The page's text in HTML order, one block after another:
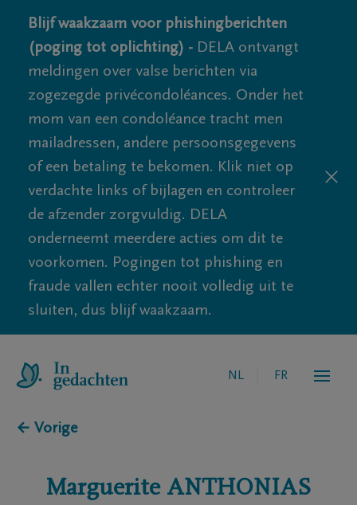
Blijf waakzaam voor phishingberichten
(poging tot oplichting) - DELA ontvangt
meldingen over valse berichten via
zogezegde privécondoléances. Onder het
mom van een condoléance tracht men
mailadressen, andere persoonsgegevens
of een betaling te bekomen. Klik niet op
verdachte links of bijlagen en controleer
de afzender zorgvuldig. DELA
onderneemt meerdere acties om dit te
voorkomen. Pogingen tot phishing en
fraude vallen echter nooit volledig uit te
sluiten, dus blijf waakzaam.
NL FR
← Vorige
Marguerite ANTHONIAS